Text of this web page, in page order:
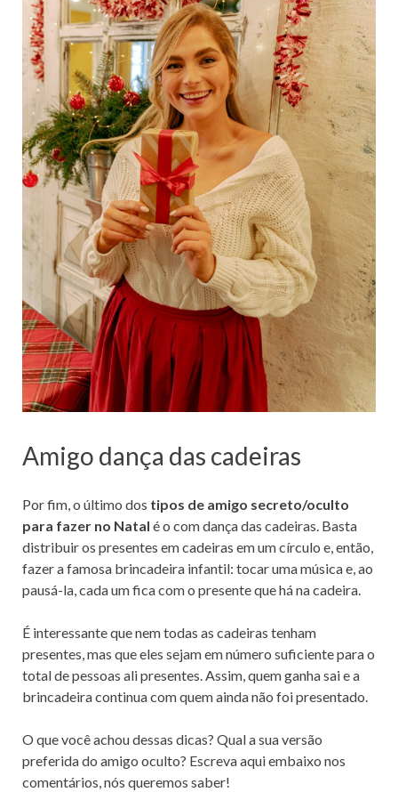
Amigo dança das cadeiras
Por fim, o último dos tipos de amigo secreto/oculto
para fazer no Natal é o com dança das cadeiras. Basta
distribuir os presentes em cadeiras em um círculo e, então,
fazer a famosa brincadeira infantil: tocar uma música e, ao
pausá-la, cada um fica com o presente que há na cadeira.
É interessante que nem todas as cadeiras tenham
presentes, mas que eles sejam em número suficiente para o
total de pessoas ali presentes. Assim, quem ganha sai e a
brincadeira continua com quem ainda não foi presentado.
O que você achou dessas dicas? Qual a sua versão
preferida do amigo oculto? Escreva aqui embaixo nos
comentários, nós queremos saber!